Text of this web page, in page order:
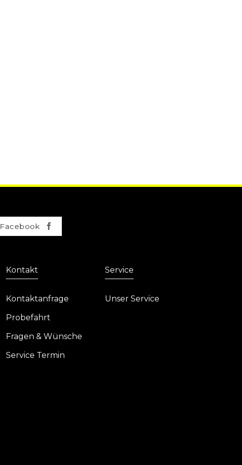
Facebook
Kontakt
Kontaktanfrage
Probefahrt
Fragen & Wünsche
Service Termin
Service
Unser Service